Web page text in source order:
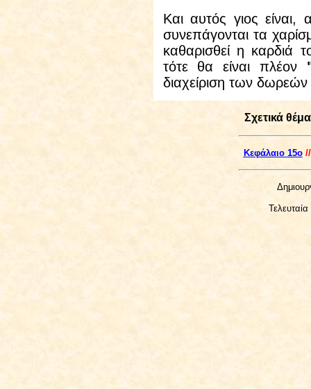
Και αυτός γιος
συνεπάγονται τα
καθαρισθεί η καρδιά
τότε θα είναι πλέον
διαχείριση των
Σχετικά
Kεφάλαιο 15ο